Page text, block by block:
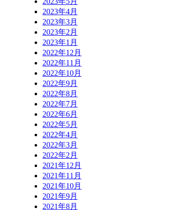
2023年4月
2023年3月
2023年2月
2023年1月
2022年12月
2022年11月
2022年10月
2022年9月
2022年8月
2022年7月
2022年6月
2022年5月
2022年4月
2022年3月
2022年2月
2021年12月
2021年11月
2021年10月
2021年9月
2021年8月